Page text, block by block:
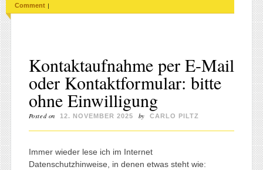
Comment |
Kontaktaufnahme per E-Mail
oder Kontaktformular: bitte
ohne Einwilligung
Posted on 12. NOVEMBER 2025 by CARLO PILTZ
Immer wieder lese ich im Internet
Datenschutzhinweise, in denen etwas steht wie: